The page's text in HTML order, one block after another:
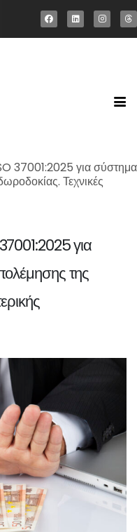
37001:2025 για σύστημα
Τεχνικές
για
της